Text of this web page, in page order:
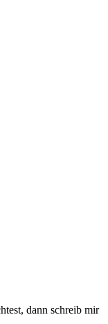
dann schreib mir